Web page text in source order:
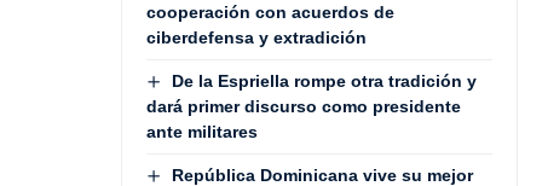
cooperación con acuerdos de
ciberdefensa y extradición
De la Espriella rompe otra tradición y
dará primer discurso como presidente
ante militares
República Dominicana vive su mejor